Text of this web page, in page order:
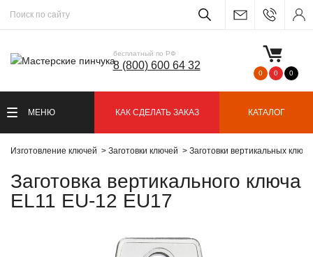
бесплатный по РФ
8 (800) 600 64 32
0 0 0
МЕНЮ КАК СДЕЛАТЬ ЗАКАЗ КАТАЛОГ
Изготовление ключей Заготовки ключей Заготовки вертикальных
Заготовка вертикального ключа
EL11 EU-12 EU17